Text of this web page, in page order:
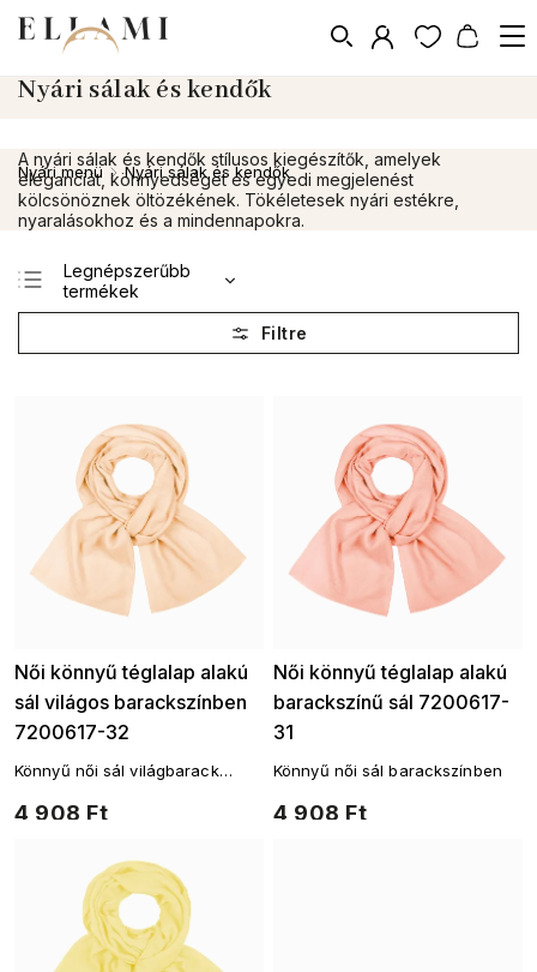
Nyári menü / Nyári sálak és kendők
Nyári sálak és kendők
A nyári sálak és kendők stílusos kiegészítők, amelyek
eleganciát, könnyedséget és egyedi megjelenést
kölcsönöznek öltözékének. Tökéletesek nyári estékre,
nyaralásokhoz és a mindennapokra.
Legnépszerűbb
termékek
Legolcsóbb elöl
Legdrágább
Női könnyű téglalap alakú
sál világos barackszínben
7200617-32
4 908 Ft
Könnyű női sál világbarack
Női könnyű téglalap alakú
barackszínű sál 7200617-
31
4 908 Ft
Könnyű női sál barackszínben